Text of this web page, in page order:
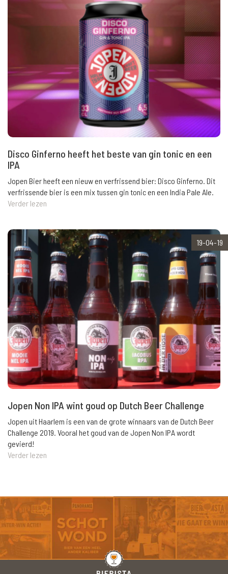
Disco Ginferno heeft het beste van gin tonic en een
IPA
Jopen Bier heeft een nieuw en verfrissend bier: Disco Ginferno. Dit
verfrissende bier is een mix tussen gin tonic en een India Pale Ale.
Verder lezen
19-04-19
Jopen Non IPA wint goud op Dutch Beer Challenge
Jopen uit Haarlem is een van de grote winnaars van de Dutch Beer
Challenge 2019. Vooral het goud van de Jopen Non IPA wordt
gevierd!
Verder lezen